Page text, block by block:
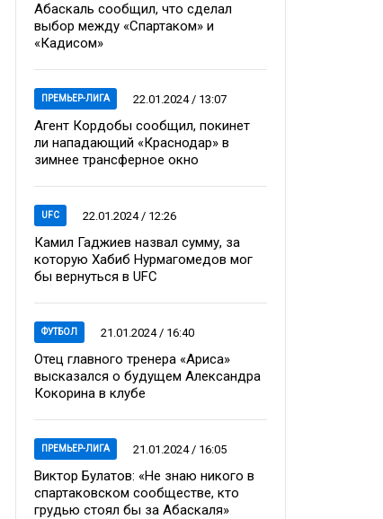
Абаскаль сообщил, что сделал
выбор между «Спартаком» и
«Кадисом»
ПРЕМЬЕР-ЛИГА 22.01.2024 / 13:07
Агент Кордобы сообщил, покинет
ли нападающий «Краснодар» в
зимнее трансферное окно
UFC 22.01.2024 / 12:26
Камил Гаджиев назвал сумму, за
которую Хабиб Нурмагомедов мог
бы вернуться в UFC
ФУТБОЛ 21.01.2024 / 16:40
Отец главного тренера «Ариса»
высказался о будущем Александра
Кокорина в клубе
ПРЕМЬЕР-ЛИГА 21.01.2024 / 16:05
Виктор Булатов: «Не знаю никого в
спартаковском сообществе, кто
грудью стоял бы за Абаскаля»